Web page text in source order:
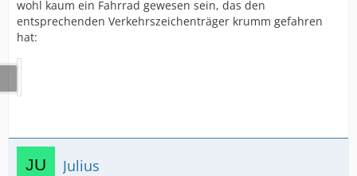
wohl kaum ein Fahrrad gewesen sein, das den
entsprechenden Verkehrszeichenträger krumm gefahren
hat:
Julius